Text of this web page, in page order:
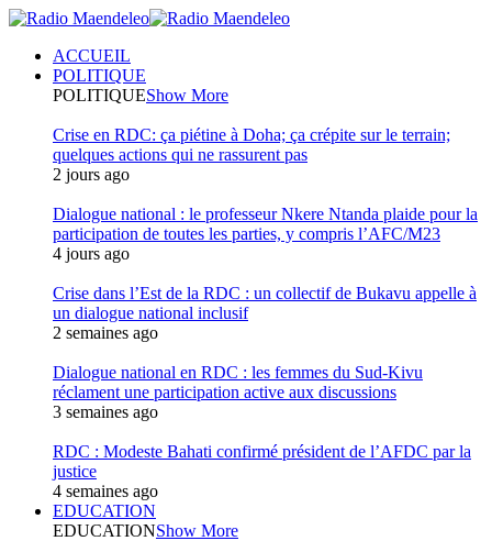
ACCUEIL
POLITIQUE
POLITIQUEShow More
Crise en RDC: ça piétine à Doha; ça crépite sur le terrain;
quelques actions qui ne rassurent pas
2 jours ago
Dialogue national : le professeur Nkere Ntanda plaide pour la
participation de toutes les parties, y compris l’AFC/M23
4 jours ago
Crise dans l’Est de la RDC : un collectif de Bukavu appelle à
un dialogue national inclusif
2 semaines ago
Dialogue national en RDC : les femmes du Sud-Kivu
réclament une participation active aux discussions
3 semaines ago
RDC : Modeste Bahati confirmé président de l’AFDC par la
justice
4 semaines ago
EDUCATION
EDUCATIONShow More